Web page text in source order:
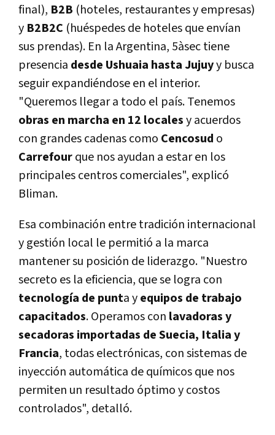
final), B2B (hoteles, restaurantes y empresas)
y B2B2C (huéspedes de hoteles que envían
sus prendas). En la Argentina, 5àsec tiene
presencia desde Ushuaia hasta Jujuyy busca
seguir expandiéndose en el interior.
"Queremos llegar a todo el país. Tenemos
obras en marcha en 12 localesy acuerdos
con grandes cadenas como Cencosud o
Carrefourque nos ayudan a estar en los
principales centros comerciales", explicó
Bliman.
Esa combinación entre tradición internacional
y gestión local le permitió a la marca
mantener su posición de liderazgo. "Nuestro
secreto es la eficiencia, que se logra con
tecnología de punta yequipos de trabajo
capacitados. Operamos con lavadoras y
secadoras importadas de Suecia, Italia y
Francia, todas electrónicas, con sistemas de
inyección automática de químicos que nos
permiten un resultado óptimo y costos
controlados", detalló.